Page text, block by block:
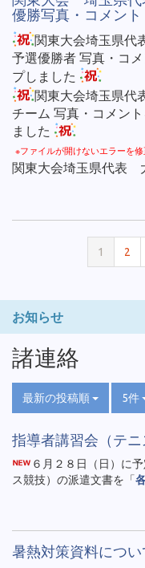
優勝写真・コメント
関東大会埼玉県
予選優勝者 写真・コ
プしました
関東大会埼玉県
チーム 写真・コメン
ました
※ファイルが開けないエラーを
関東大会埼玉県代表
1 2
お知らせ
諸連絡
最新の投稿順 5件
指導者講習会（テ
６月２８日（日）に
ス競技）の派遣文書を「
暑熱対策資料につい